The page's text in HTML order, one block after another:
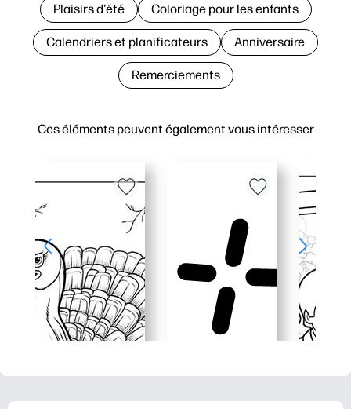
Ces éléments peuvent également vous intéresser
Plaisirs d'été Coloriage pour les enfants
Calendriers et planificateurs Anniversaire
Remerciements